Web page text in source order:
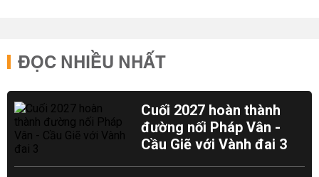
ĐỌC NHIỀU NHẤT
Cuối 2027 hoàn thành
đường nối Pháp Vân -
Cầu Giẽ với Vành đai 3